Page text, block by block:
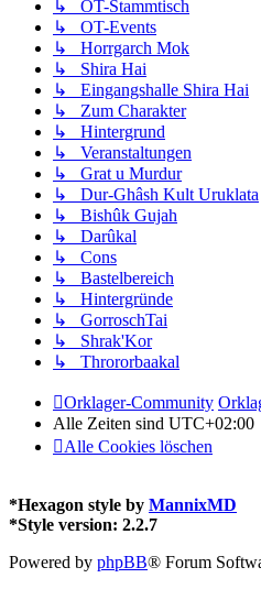
↳ OT-Stammtisch
↳ OT-Events
↳ Horrgarch Mok
↳ Shira Hai
↳ Eingangshalle Shira Hai
↳ Zum Charakter
↳ Hintergrund
↳ Veranstaltungen
↳ Grat u Murdur
↳ Dur-Ghâsh Kult Uruklata
↳ Bishûk Gujah
↳ Darûkal
↳ Cons
↳ Bastelbereich
↳ Hintergründe
↳ GorroschTai
↳ Shrak'Kor
↳ Thrororbaakal
Orklager-Community
Alle Zeiten sind UTC+02:00
Alle Cookies löschen
*Hexagon style by MannixMD
*Style version: 2.2.7
Powered by phpBB® Forum